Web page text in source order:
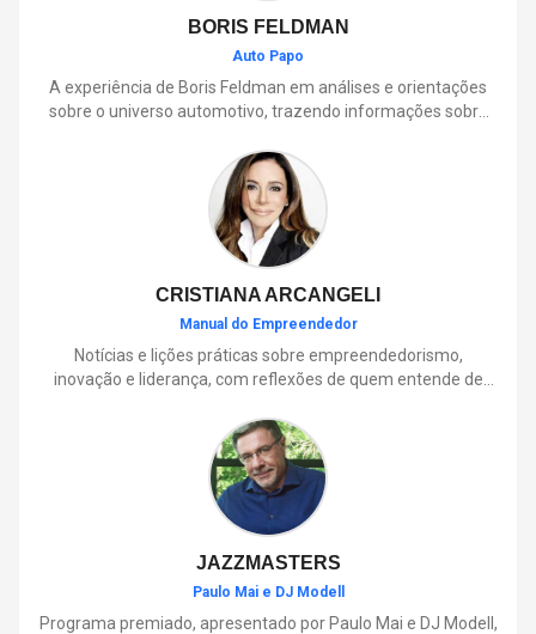
BORIS FELDMAN
Auto Papo
A experiência de Boris Feldman em análises e orientações
sobre o universo automotivo, trazendo informações sobre
que envolve o dia a dia dos motoristas.
CRISTIANA ARCANGELI
Manual do Empreendedor
Notícias e lições práticas sobre empreendedorismo,
inovação e liderança, com reflexões de quem entende de
JAZZMASTERS
Paulo Mai e DJ Modell
Programa premiado, apresentado por Paulo Mai e DJ Modell,